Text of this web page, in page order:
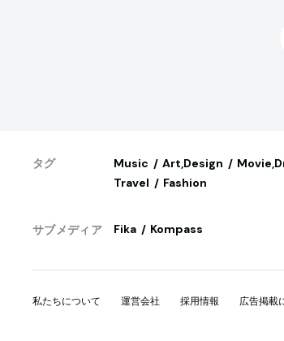
タグ Music Art,Design
Travel
Fashion
サブメディア Fika Kompass
私たちについて 運営会社 採用情報 広告掲載